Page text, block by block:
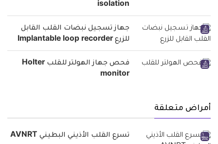
isolation
جهاز تسجيل نبضات القلب القابل
للزرع Implantable loop recorder
فحص جهاز الهولتر للقلب Holter
monitor
أمراض متعلقة
تسرع القلب الأذيني البطيني AVNRT